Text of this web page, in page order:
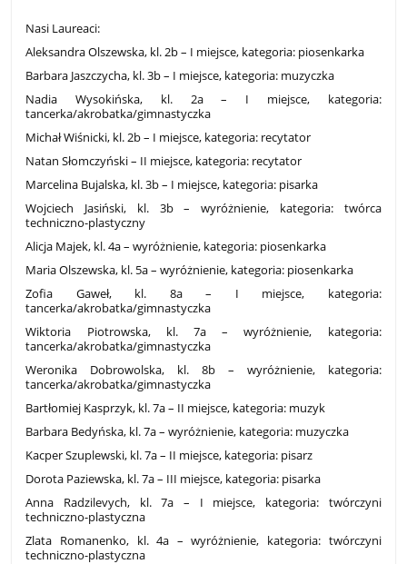
Nasi Laureaci:
Aleksandra Olszewska, kl. 2b – I miejsce, kategoria: piosenkarka
Barbara Jaszczycha, kl. 3b – I miejsce, kategoria: muzyczka
Nadia Wysokińska, kl. 2a – I miejsce, kategoria:
tancerka/akrobatka/gimnastyczka
Michał Wiśnicki, kl. 2b – I miejsce, kategoria: recytator
Natan Słomczyński – II miejsce, kategoria: recytator
Marcelina Bujalska, kl. 3b – I miejsce, kategoria: pisarka
Wojciech Jasiński, kl. 3b – wyróżnienie, kategoria: twórca
techniczno-plastyczny
Alicja Majek, kl. 4a – wyróżnienie, kategoria: piosenkarka
Maria Olszewska, kl. 5a – wyróżnienie, kategoria: piosenkarka
Zofia Gaweł, kl. 8a – I miejsce, kategoria:
tancerka/akrobatka/gimnastyczka
Wiktoria Piotrowska, kl. 7a – wyróżnienie, kategoria:
tancerka/akrobatka/gimnastyczka
Weronika Dobrowolska, kl. 8b – wyróżnienie, kategoria:
tancerka/akrobatka/gimnastyczka
Bartłomiej Kasprzyk, kl. 7a – II miejsce, kategoria: muzyk
Barbara Bedyńska, kl. 7a – wyróżnienie, kategoria: muzyczka
Kacper Szuplewski, kl. 7a – II miejsce, kategoria: pisarz
Dorota Paziewska, kl. 7a – III miejsce, kategoria: pisarka
Anna Radzilevych, kl. 7a – I miejsce, kategoria: twórczyni
techniczno-plastyczna
Zlata Romanenko, kl. 4a – wyróżnienie, kategoria: twórczyni
techniczno-plastyczna